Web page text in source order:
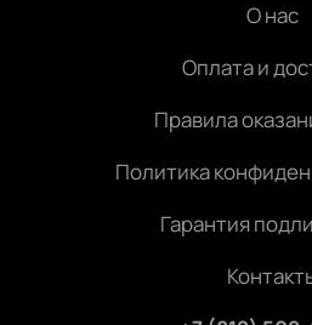
О нас
Оплата и
Правила
Политика
Гарантия